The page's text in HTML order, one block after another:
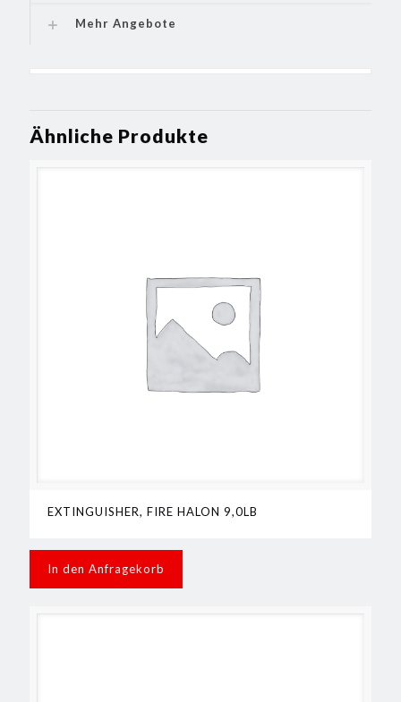
Mehr Angebote
Ähnliche Produkte
EXTINGUISHER, FIRE HALON 9,0LB
In den Anfragekorb